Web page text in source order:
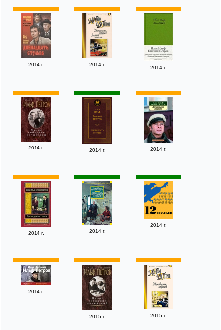
2014 г. 2014 г.
2014 г.
2014 г. 2014 г. 2014 г.
2014 г. 2014 г.
2014 г.
2014 г.
2015 г. 2015 г.